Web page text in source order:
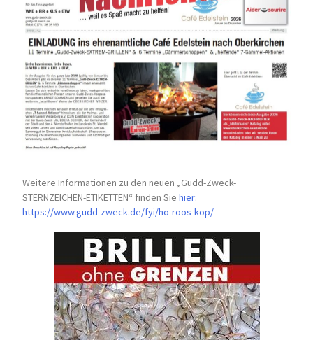
Weitere Informationen zu den neuen „Gudd-Zweck-
STERNZEICHEN-ETIKETTEN“ finden Siehier:
https://www.gudd-zweck.de/fyi/ho-roos-kop/